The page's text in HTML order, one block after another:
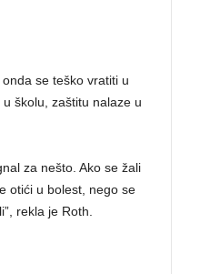
se teško vratiti u
školu, zaštitu nalaze u
za nešto. Ako se žali
otići u bolest, nego se
rekla je Roth.